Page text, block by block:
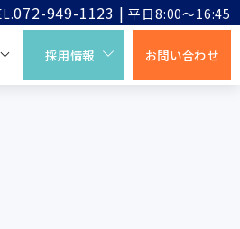
072-949-1123 | 平日8:00～16:45
採用情報 お問い合わせ